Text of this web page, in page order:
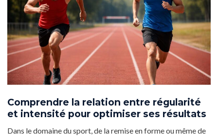
Comprendre la relation entre régularité
et intensité pour optimiser ses résultats
Dans le domaine du sport, de la remise en forme ou même de